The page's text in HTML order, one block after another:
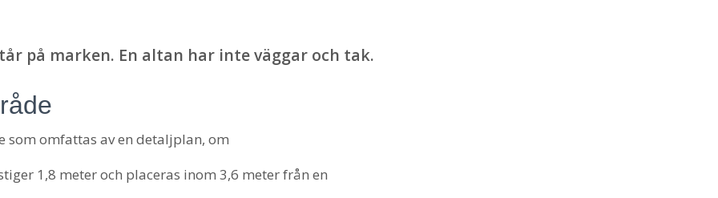
på marken. En altan har inte väggar och tak.
som omfattas av en detaljplan, om
1,8 meter och placeras inom 3,6 meter från en